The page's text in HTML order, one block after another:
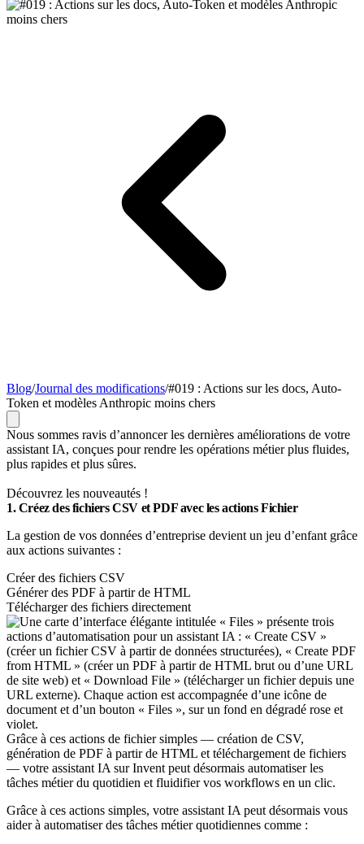
Blog/Journal des modifications/#019 : Actions sur les docs, Auto-
Token et modèles Anthropic moins chers
Nous sommes ravis d’annoncer les dernières améliorations de votre
assistant IA, conçues pour rendre les opérations métier plus fluides,
plus rapides et plus sûres.
Découvrez les nouveautés !
1. Créez des fichiers CSV et PDF avec les actions Fichier
La gestion de vos données d’entreprise devient un jeu d’enfant grâce
aux actions suivantes :
Créer des fichiers CSV
Générer des PDF à partir de HTML
Télécharger des fichiers directement
Grâce à ces actions de fichier simples — création de CSV,
génération de PDF à partir de HTML et téléchargement de fichiers
— votre assistant IA sur Invent peut désormais automatiser les
tâches métier du quotidien et fluidifier vos workflows en un clic.
Grâce à ces actions simples, votre assistant IA peut désormais vous
aider à automatiser des tâches métier quotidiennes comme :